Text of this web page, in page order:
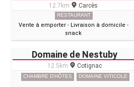
12.7km Carcès
RESTAURANT
Vente à emporter - Livraison à domicile -
snack
Domaine de Nestuby
12.5km Cotignac
CHAMBRE D'HÔTES DOMAINE VITICOLE